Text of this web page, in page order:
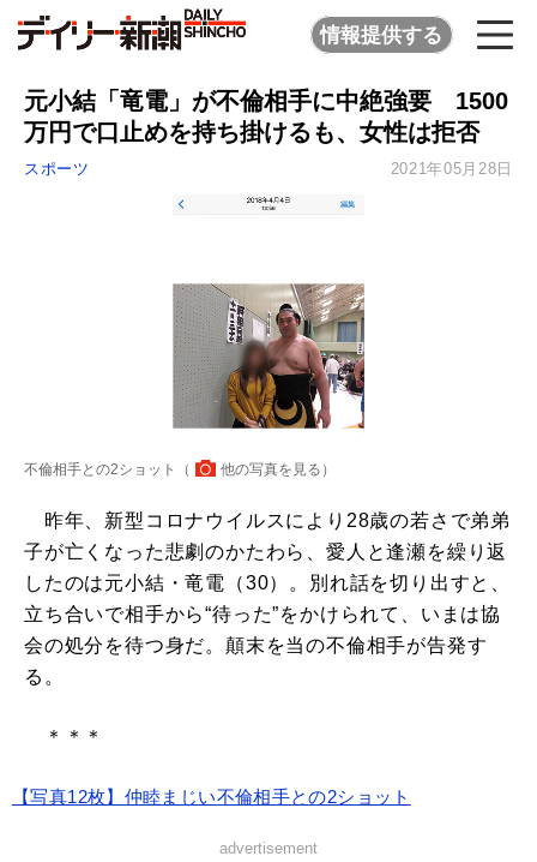
情報提供する
元小結「竜電」が不倫相手に中絶強要 1500
万円で口止めを持ち掛けるも、女性は拒否
スポーツ 2021年05月28日
不倫相手との2ショット（ 他の写真を見る ）
昨年、新型コロナウイルスにより28歳の若さで弟弟
子が亡くなった悲劇のかたわら、愛人と逢瀬を繰り返
したのは元小結・竜電（30）。別れ話を切り出すと、
立ち合いで相手から“待った”をかけられて、いまは協
会の処分を待つ身だ。顛末を当の不倫相手が告発す
る。
＊＊＊
【写真12枚】仲睦まじい不倫相手との2ショット
advertisement